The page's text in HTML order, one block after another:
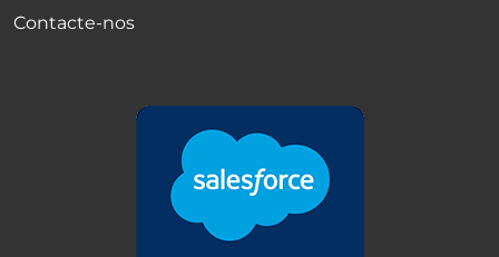
Contacte-nos